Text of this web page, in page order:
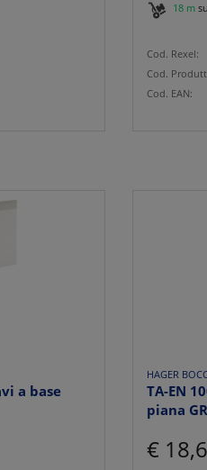
18 m
Cod. Rexel:
Cod.
Cod. EAN:
a base
HAGER
TA-EN
piana
€